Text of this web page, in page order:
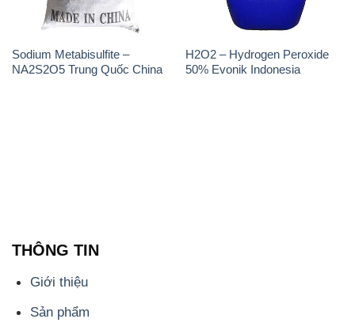
Sodium Metabisulfite –
NA2S2O5 Trung Quốc China
H2O2 – Hydrogen Peroxide
50% Evonik Indonesia
THÔNG TIN
Giới thiệu
Sản phẩm